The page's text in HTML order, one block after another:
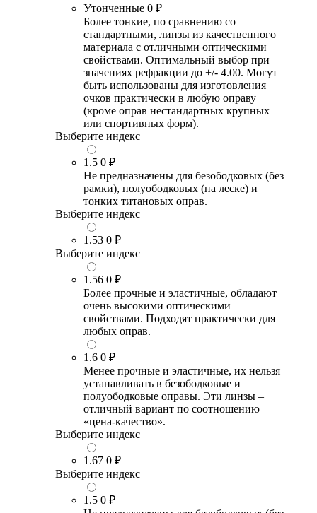
Утонченные 0 ₽
Более тонкие, по сравнению со
стандартными, линзы из качественного
материала с отличными оптическими
свойствами. Оптимальный выбор при
значениях рефракции до +/- 4.00. Могут
быть использованы для изготовления
очков практически в любую оправу
(кроме оправ нестандартных крупных
или спортивных форм).
Выберите индекс
1.5 0 ₽
Не предназначены для безободковых (без
рамки), полуободковых (на леске) и
тонких титановых оправ.
Выберите индекс
1.53 0 ₽
Выберите индекс
1.56 0 ₽
Более прочные и эластичные, обладают
очень высокими оптическими
свойствами. Подходят практически для
любых оправ.
1.6 0 ₽
Менее прочные и эластичные, их нельзя
устанавливать в безободковые и
полуободковые оправы. Эти линзы –
отличный вариант по соотношению
«цена-качество».
Выберите индекс
1.67 0 ₽
Выберите индекс
1.5 0 ₽